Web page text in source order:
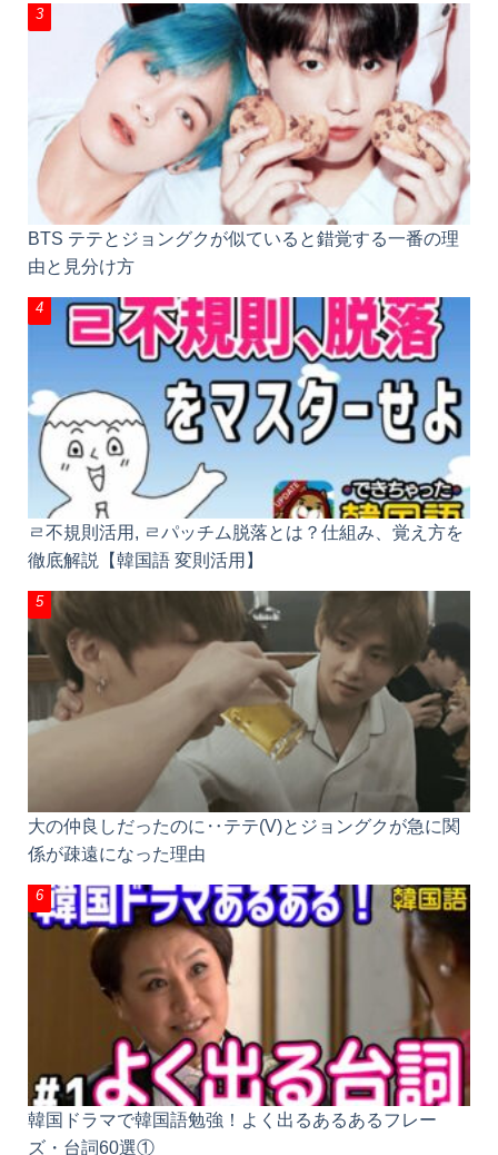
BTS テテとジョングクが似ていると錯覚する一番の
理由と見分け方
ㄹ不規則活用, ㄹパッチム脱落とは？仕組み、覚え方
を徹底解説【韓国語 変則活用】
大の仲良しだったのに‥テテ(V)とジョングクが急に
関係が疎遠になった理由
韓国ドラマで韓国語勉強！よく出るあるあるフレー
ズ・台詞60選①